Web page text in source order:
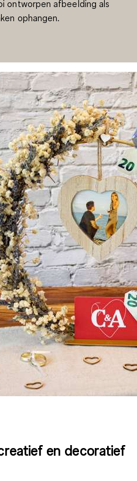
ontworpen afbeelding als
ophangen.
en decoratief